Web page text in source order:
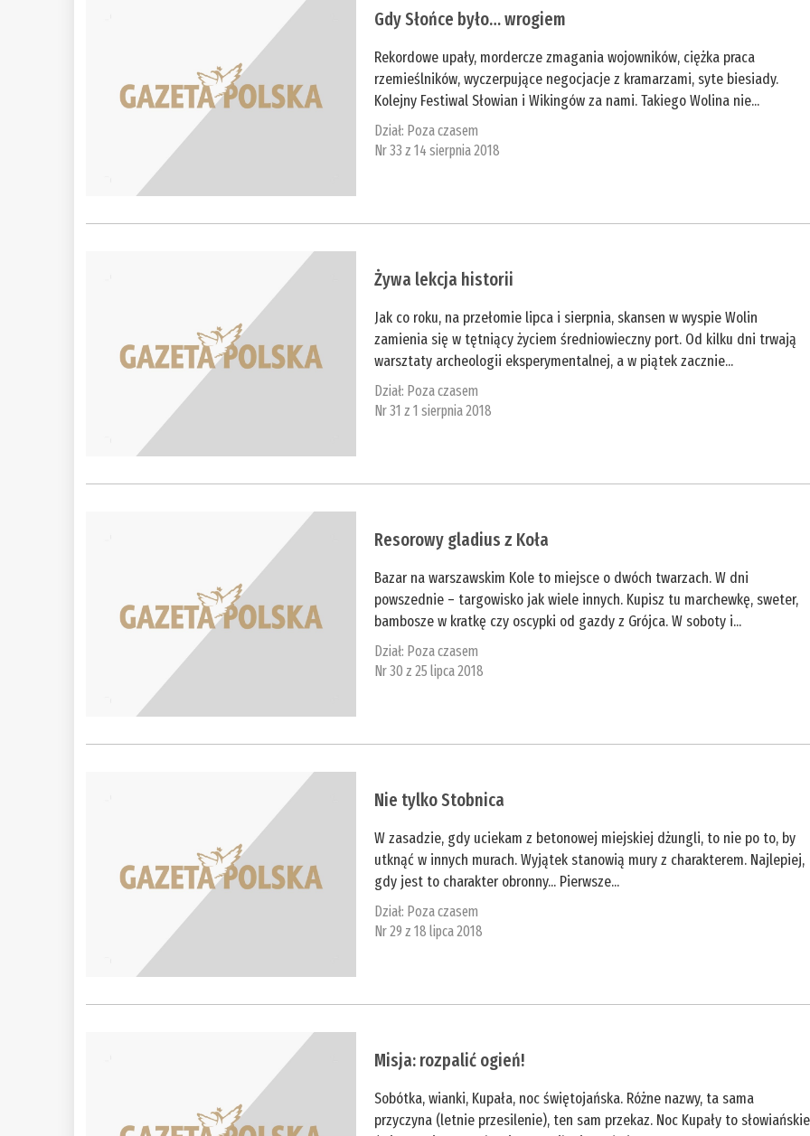
Gdy Słońce było… wrogiem
Rekordowe upały, mordercze zmagania wojowników, ciężka praca
rzemieślników, wyczerpujące negocjacje z kramarzami, syte biesiady.
Kolejny Festiwal Słowian i Wikingów za nami. Takiego Wolina nie...
Dział: Poza czasem
Nr 33 z 14 sierpnia 2018
Żywa lekcja historii
Jak co roku, na przełomie lipca i sierpnia, skansen w wyspie Wolin
zamienia się w tętniący życiem średniowieczny port. Od kilku dni trwają
warsztaty archeologii eksperymentalnej, a w piątek zacznie...
Dział: Poza czasem
Nr 31 z 1 sierpnia 2018
Resorowy gladius z Koła
Bazar na warszawskim Kole to miejsce o dwóch twarzach. W dni
powszednie – targowisko jak wiele innych. Kupisz tu marchewkę, sweter,
bambosze w kratkę czy oscypki od gazdy z Grójca. W soboty i...
Dział: Poza czasem
Nr 30 z 25 lipca 2018
Nie tylko Stobnica
W zasadzie, gdy uciekam z betonowej miejskiej dżungli, to nie po to, by
utknąć w innych murach. Wyjątek stanowią mury z charakterem. Najlepiej,
gdy jest to charakter obronny... Pierwsze...
Dział: Poza czasem
Nr 29 z 18 lipca 2018
Misja: rozpalić ogień!
Sobótka, wianki, Kupała, noc świętojańska. Różne nazwy, ta sama
przyczyna (letnie przesilenie), ten sam przekaz. Noc Kupały to słowiańskie